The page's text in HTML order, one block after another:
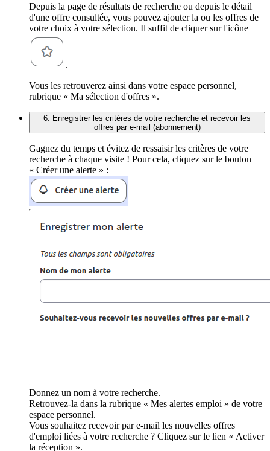
Depuis la page de résultats de recherche ou depuis le détail
d'une offre consultée, vous pouvez ajouter la ou les offres de
votre choix à votre sélection. Il suffit de cliquer sur l'icône
.
Vous les retrouverez ainsi dans votre espace personnel,
rubrique « Ma sélection d'offres ».
6. Enregistrer les critères de votre recherche et recevoir les
offres par e-mail (abonnement)
Gagnez du temps et évitez de ressaisir les critères de votre
recherche à chaque visite ! Pour cela, cliquez sur le bouton
« Créer une alerte » :
Donnez un nom à votre recherche.
Retrouvez-la dans la rubrique « Mes alertes emploi » de votre
espace personnel.
Vous souhaitez recevoir par e-mail les nouvelles offres
d'emploi liées à votre recherche ? Cliquez sur le lien « Activer
la réception ».